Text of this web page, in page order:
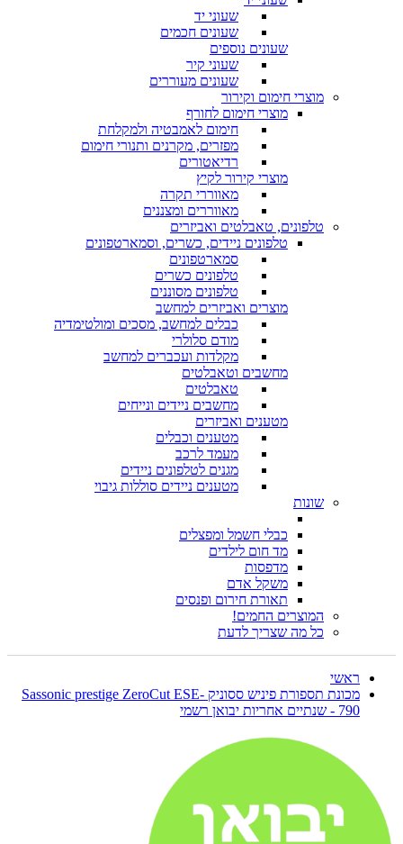
שעוני יד
שעונים חכמים
שעונים נוספים
שעוני קיר
שעונים מעוררים
מוצרי חימום וקירור
מוצרי חימום לחורף
חימום לאמבטיה ולמקלחת
מפזרים, מקרנים ותנורי חימום
רדיאטורים
מוצרי קירור לקיץ
מאווררי תקרה
מאווררים ומצננים
טלפונים, טאבלטים ואביזרים
טלפונים ניידים, כשרים, וסמארטפונים
סמארטפונים
טלפונים כשרים
טלפונים מסוננים
מוצרים ואביזרים למחשב
כבלים למחשב, מסכים ומולטימדיה
מודם סלולרי
מקלדות ועכברים למחשב
מחשבים וטאבלטים
טאבלטים
מחשבים ניידים ונייחים
מטענים ואביזרים
מטענים וכבלים
מעמד לרכב
מגנים לטלפונים ניידים
מטענים ניידים סוללות גיבוי
שונות
כבלי חשמל ומפצלים
מד חום לילדים
מדפסות
משקל אדם
תאורת חירום ופנסים
המוצרים החמים!
כל מה שצריך לדעת
ראשי
מכונת תספורת פיניש ססוניק Sassonic prestige ZeroCut ESE-
790 - שנתיים אחריות יבואן רשמי